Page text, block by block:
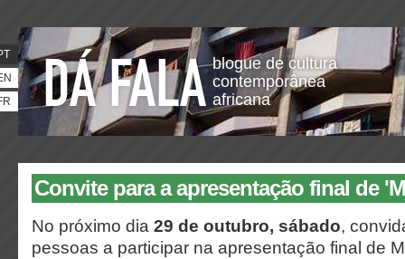
blogue de cultura
contemporânea
africana
Convite para a apresentação final de
No próximo dia 29 de outubro, sábado,
pessoas a participar na apresentação final de